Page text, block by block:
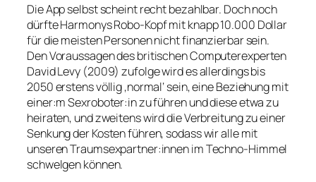
Die App selbst scheint recht bezahlbar. Doch noch
dürfte Harmonys Robo-Kopf mit knapp 10.000 Dollar
für die meisten Personen nicht finanzierbar sein.
Den Voraussagen des britischen Computerexperten
David Levy (2009) zufolge wird es allerdings bis
2050 erstens völlig ‚normal‘ sein, eine Beziehung mit
einer:m Sexroboter:in zu führen und diese etwa zu
heiraten, und zweitens wird die Verbreitung zu einer
Senkung der Kosten führen, sodass wir alle mit
unseren Traumsexpartner:innen im Techno-Himmel
schwelgen können.